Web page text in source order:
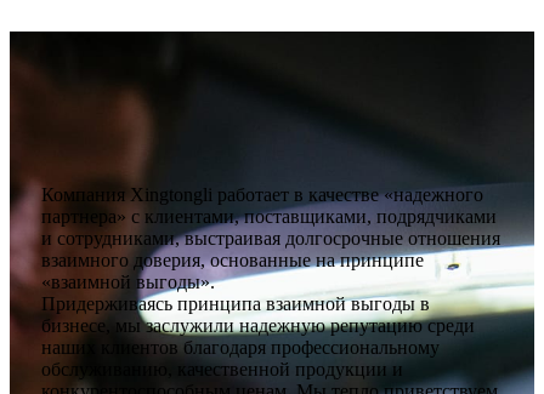
Компания Xingtongli работает в качестве «надежного
партнера» с клиентами, поставщиками, подрядчиками
и сотрудниками, выстраивая долгосрочные отношения
взаимного доверия, основанные на принципе
«взаимной выгоды».
Придерживаясь принципа взаимной выгоды в
бизнесе, мы заслужили надежную репутацию среди
наших клиентов благодаря профессиональному
обслуживанию, качественной продукции и